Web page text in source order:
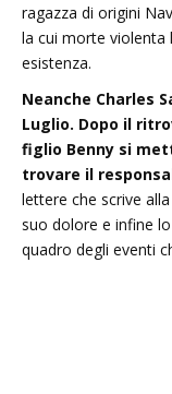
ragazza di origini
la cui morte violenta
esistenza.
Neanche Charles
Luglio. Dopo il
figlio Benny si
trovare il
lettere che scrive
suo dolore e infine
quadro degli eventi